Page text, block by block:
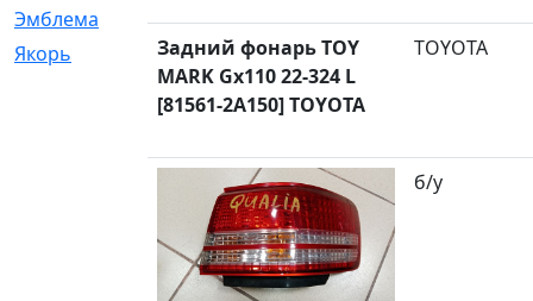
Эмблема
[1]
Якорь
[4]
Задний фонарь TOY
MARK Gx110 22-324 L
[81561-2A150] TOYOTA
TOYOTA
б/у